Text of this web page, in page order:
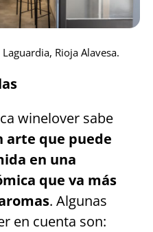
Rioja Alavesa.
winelover sabe
arte que puede
en una
que va más
. Algunas
en cuenta son: